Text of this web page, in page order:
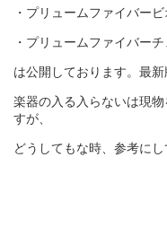
・プリュームファイバービ
・プリュームファイバーチ
は公開しております。最新
楽器の入る入らないは現
すが、
どうしてもな時、参考に